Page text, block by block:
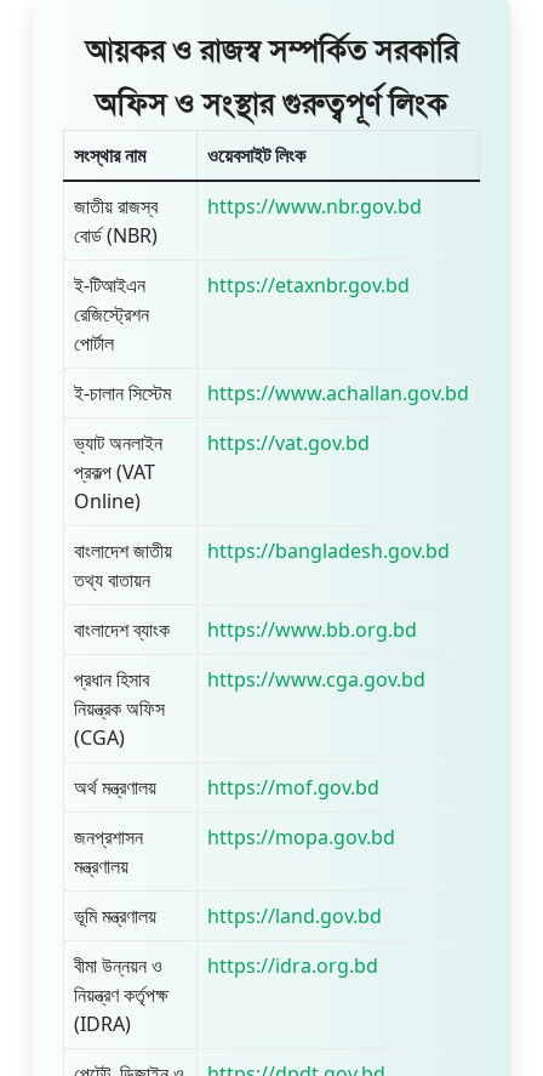
আয়কর ও রাজস্ব সম্পর্কিত সরকারি
অফিস ও সংস্থার গুরুত্বপূর্ণ লিংক
সংস্থার নাম
ওয়েবসাইট লিংক
জাতীয় রাজস্ব
বোর্ড (NBR)
https://www.nbr.gov.bd
ই-টিআইএন
রেজিস্ট্রেশন
পোর্টাল
https://etaxnbr.gov.bd
ই-চালান সিস্টেম
https://www.achallan.gov.bd
ভ্যাট অনলাইন
প্রকল্প (VAT
Online)
https://vat.gov.bd
বাংলাদেশ জাতীয়
তথ্য বাতায়ন
https://bangladesh.gov.bd
বাংলাদেশ ব্যাংক
https://www.bb.org.bd
প্রধান হিসাব
নিয়ন্ত্রক অফিস
(CGA)
https://www.cga.gov.bd
অর্থ মন্ত্রণালয়
https://mof.gov.bd
জনপ্রশাসন
মন্ত্রণালয়
https://mopa.gov.bd
ভূমি মন্ত্রণালয়
https://land.gov.bd
বীমা উন্নয়ন ও
নিয়ন্ত্রণ কর্তৃপক্ষ
(IDRA)
https://idra.org.bd